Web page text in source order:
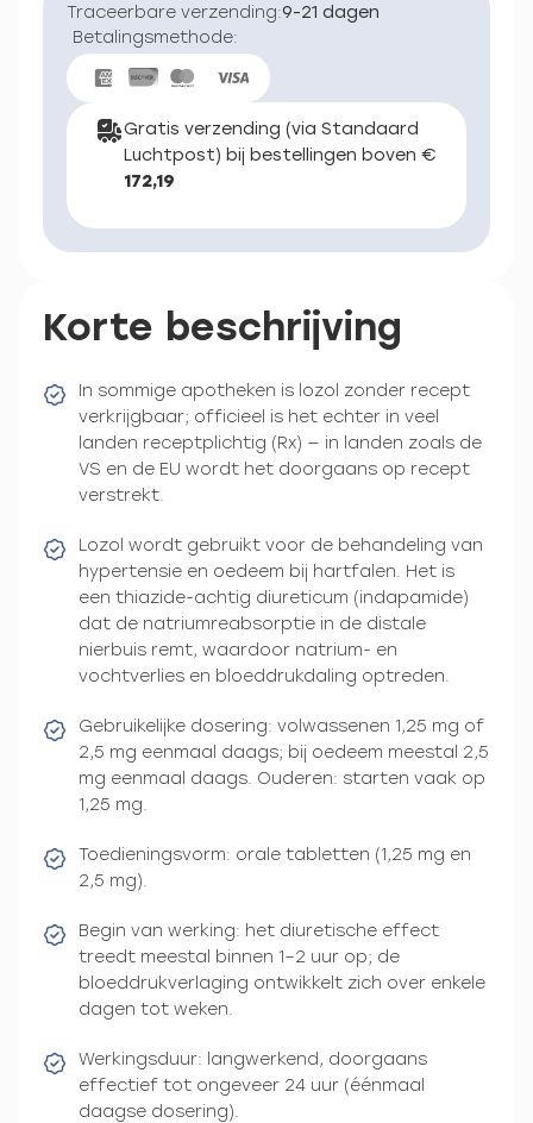
Traceerbare verzending:9-21 dagen
Betalingsmethode:
Gratis verzending (via Standaard
Luchtpost) bij bestellingen boven €
172,19
Korte beschrijving
In sommige apotheken is lozol zonder recept
verkrijgbaar; officieel is het echter in veel
landen receptplichtig (Rx) — in landen zoals de
VS en de EU wordt het doorgaans op recept
verstrekt.
Lozol wordt gebruikt voor de behandeling van
hypertensie en oedeem bij hartfalen. Het is
een thiazide-achtig diureticum (indapamide)
dat de natriumreabsorptie in de distale
nierbuis remt, waardoor natrium- en
vochtverlies en bloeddrukdaling optreden.
Gebruikelijke dosering: volwassenen 1,25 mg of
2,5 mg eenmaal daags; bij oedeem meestal 2,5
mg eenmaal daags. Ouderen: starten vaak op
1,25 mg.
Toedieningsvorm: orale tabletten (1,25 mg en
2,5 mg).
Begin van werking: het diuretische effect
treedt meestal binnen 1–2 uur op; de
bloeddrukverlaging ontwikkelt zich over enkele
dagen tot weken.
Werkingsduur: langwerkend, doorgaans
effectief tot ongeveer 24 uur (éénmaal
daagse dosering).